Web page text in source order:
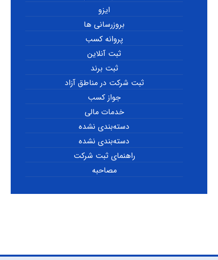
ایزو
بروزرسانی ها
پروانه کسب
ثبت آنلاین
ثبت برند
ثبت شرکت در مناطق آزاد
جواز کسب
خدمات مالی
دسته‌بندی نشده
دسته‌بندی نشده
راهنمای ثبت شرکت
مصاحبه